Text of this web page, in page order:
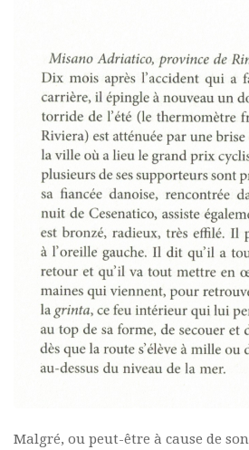
Malgré, ou peut-être à cause de son